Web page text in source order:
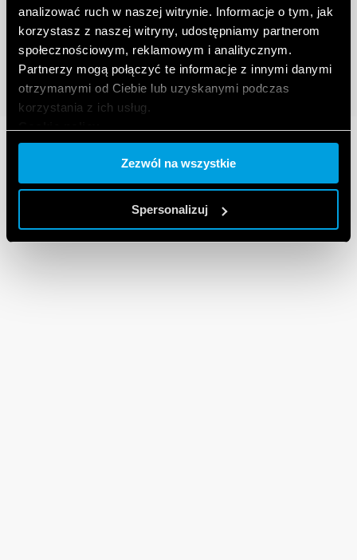
analizować ruch w naszej witrynie. Informacje o tym, jak
korzystasz z naszej witryny, udostępniamy partnerom
społecznościowym, reklamowym i analitycznym.
Partnerzy mogą połączyć te informacje z innymi danymi
otrzymanymi od Ciebie lub uzyskanymi podczas
korzystania z ich usług.
Zezwól na wszystkie
Spersonalizuj